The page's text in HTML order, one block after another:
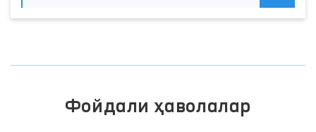
Фойдали ҳаволалар